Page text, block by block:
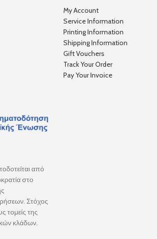
από
στο
Στόχος
τομείς της
κλάδων.
My Account
Service Information
Printing Information
Shipping Information
Gift Vouchers
Track Your Order
Pay Your Invoice